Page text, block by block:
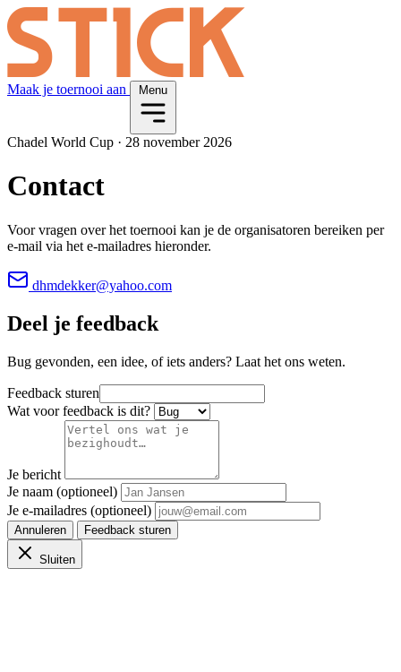
Maak je toernooi aan Menu
Chadel World Cup · 28 november 2026
Contact
Voor vragen over het toernooi kan je de organisatoren bereiken per
e-mail via het e-mailadres hieronder.
dhmdekker@yahoo.com
Deel je feedback
Bug gevonden, een idee, of iets anders? Laat het ons weten.
Feedback sturen
Wat voor feedback is dit?
Je bericht
Je naam (optioneel)
Je e-mailadres (optioneel)
Annuleren Feedback sturen
Sluiten